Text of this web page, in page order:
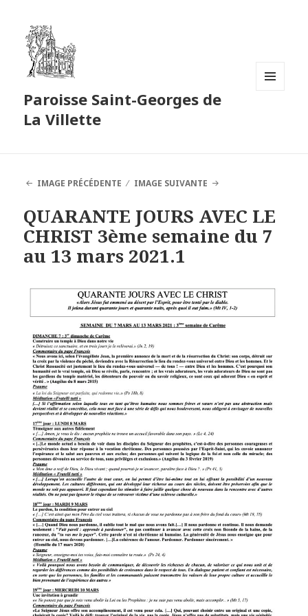
Paroisse Saint-Georges de
La Villette
IMAGE PRÉCÉDENTE IMAGE SUIVANTE
QUARANTE JOURS AVEC LE
CHRIST 3ème semaine du 7
au 13 mars 2021.1